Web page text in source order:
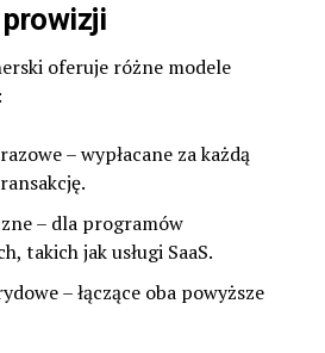
prowizji
oferuje różne modele
– wypłacane za każdą
– dla programów
takich jak usługi SaaS.
– łączące oba powyższe